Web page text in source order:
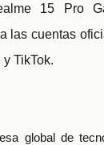
15 Pro
las cuentas
TikTok.
global de